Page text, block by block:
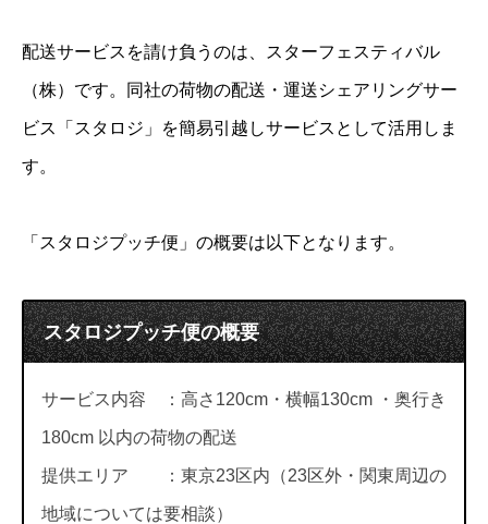
配送サービスを請け負うのは、スターフェスティバル
（株）です。同社の荷物の配送・運送シェアリングサー
ビス「スタロジ」を簡易引越しサービスとして活用しま
す。
「スタロジプッチ便」の概要は以下となります。
スタロジプッチ便の概要
サービス内容 ：高さ120cm・横幅130cm ・奥行き
180cm 以内の荷物の配送
提供エリア ：東京23区内（23区外・関東周辺の
地域については要相談）